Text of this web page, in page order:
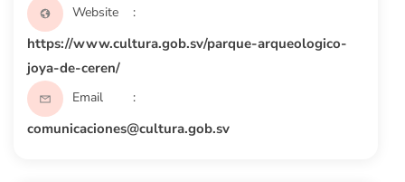
Website
https://www.cultura.gob.sv/parque-arqueologico-
joya-de-ceren/
Email
comunicaciones@cultura.gob.sv